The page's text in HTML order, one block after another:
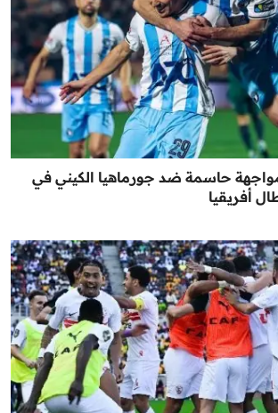
حاسمة ضد جورماهيا الكيني في
أفريقيا